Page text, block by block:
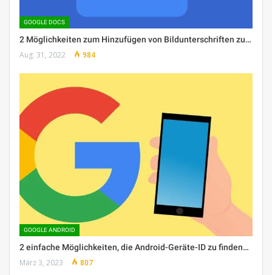
GOOGLE DOCS
2 Möglichkeiten zum Hinzufügen von Bildunterschriften zu…
Aug. 31, 2022 984
GOOGLE ANDROID
2 einfache Möglichkeiten, die Android-Geräte-ID zu finden…
März 3, 2023 807